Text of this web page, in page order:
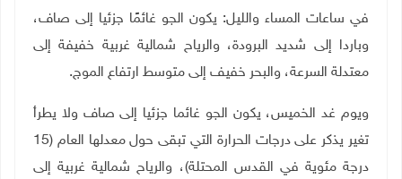
في ساعات المساء والليل: يكون الجو غائمًا جزئيا إلى صاف،
وباردا إلى شديد البرودة، والرياح شمالية غربية خفيفة إلى
معتدلة السرعة، والبحر خفيف إلى متوسط ارتفاع الموج.
ويوم غد الخميس، يكون الجو غائما جزئيا إلى صاف ولا يطرأ
تغير يذكر على درجات الحرارة التي تبقى حول معدلها العام (15
درجة مئوية في القدس المحتلة)، والرياح شمالية غربية إلى